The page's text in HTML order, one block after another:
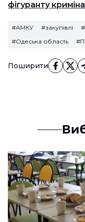
Поширити
фігуранту
#АМКУ #закупівлі
#Одеська область